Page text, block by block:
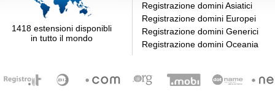
1418 estensioni disponibli
in tutto il mondo
Registrazione domini Asiatici
Registrazione domini Europei
Registrazione domini Generici
Registrazione domini Oceania